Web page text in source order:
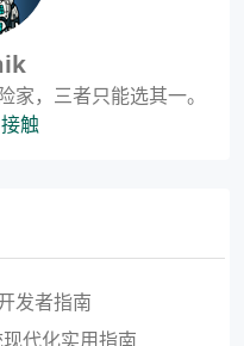
家，三者只能选其一。
接触
发者指南
代化实用指南